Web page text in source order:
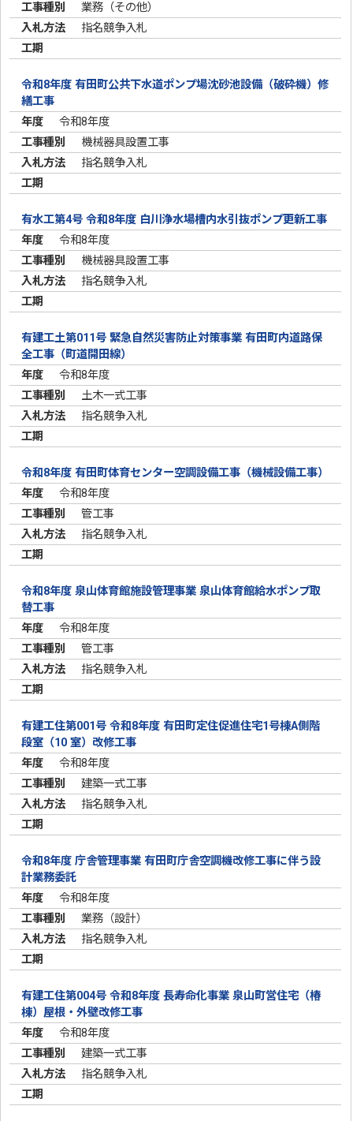
業務（その他）
指名競争入札
令和8年度 有田町公共下水道ポンプ場沈砂池設備（破砕機）修
繕工事
令和8年度
機械器具設置工事
指名競争入札
有水工第4号 令和8年度 白川浄水場槽内水引抜ポンプ更新工事
令和8年度
機械器具設置工事
指名競争入札
有建工土第011号 緊急自然災害防止対策事業 有田町内道路保
全工事（町道開田線）
令和8年度
土木一式工事
指名競争入札
令和8年度 有田町体育センター空調設備工事（機械設備工事）
令和8年度
管工事
指名競争入札
令和8年度 泉山体育館施設管理事業 泉山体育館給水ポンプ取
替工事
令和8年度
管工事
指名競争入札
有建工住第001号 令和8年度 有田町定住促進住宅1号棟A側階
段室（10 室）改修工事
令和8年度
建築一式工事
指名競争入札
令和8年度 庁舎管理事業 有田町庁舎空調機改修工事に伴う設
計業務委託
令和8年度
業務（設計）
指名競争入札
有建工住第004号 令和8年度 長寿命化事業 泉山町営住宅（椿
棟）屋根・外壁改修工事
令和8年度
建築一式工事
指名競争入札